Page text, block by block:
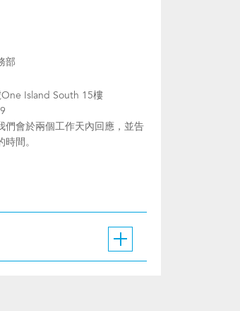
部
Island South 15樓
們會於兩個工作天內回應，並告
間。